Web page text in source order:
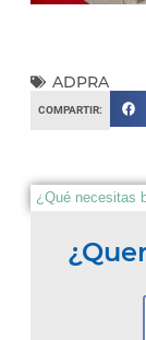
ADPRA
COMPARTIR: